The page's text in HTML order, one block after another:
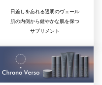
日差しを忘れる透明のヴェール
肌の内側から健やかな肌を保つ
サプリメント